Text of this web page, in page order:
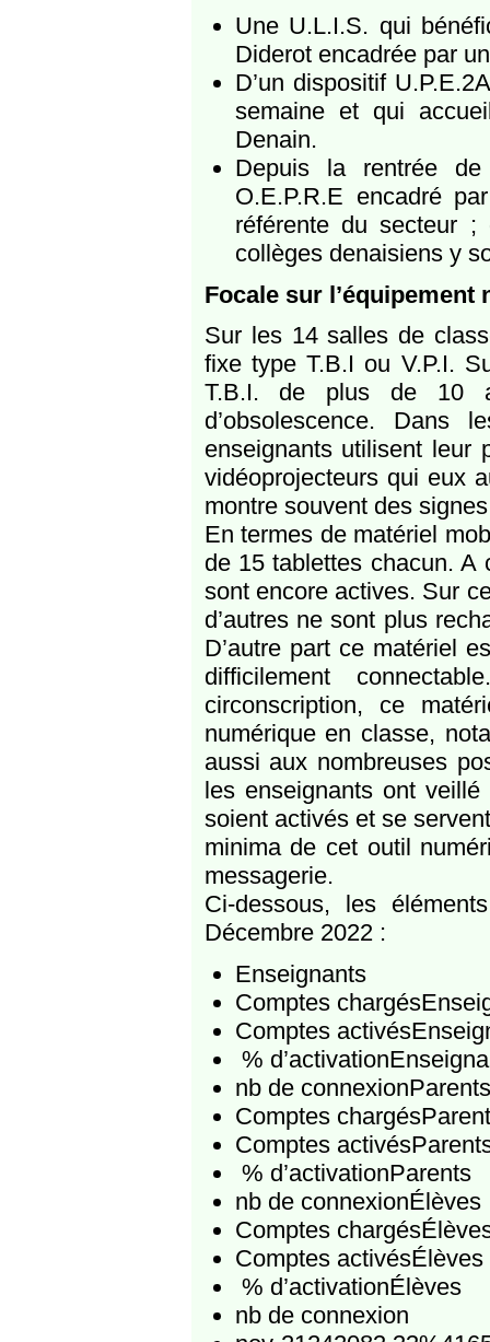
Une U.L.I.S. qui
Diderot encadrée par
D’un dispositif
semaine et qui
Denain.
Depuis la rentrée de
O.E.P.R.E encadré
référente du secteur
collèges denaisiens y
Focale sur l’équipement
Sur les 14 salles de
fixe type T.B.I ou V.P.I.
T.B.I. de plus de 10
d’obsolescence.
enseignants utilisent leur
vidéoprojecteurs qui eux
montre souvent des
En termes de matériel
de 15 tablettes chacun. A
sont encore actives. Sur
d’autres ne sont plus
D’autre part ce matériel
difficilement
circonscription, ce
numérique en classe,
aussi aux nombreuses
les enseignants ont
soient activés et se
minima de cet outil
messagerie.
Ci-dessous, les
Décembre 2022 :
Enseignants
Comptes
Comptes
%
nb de connexionParents
Comptes
Comptes
% d’activationParents
nb de connexionÉlèves
Comptes
Comptes activésÉlèves
% d’activationÉlèves
nb de connexion